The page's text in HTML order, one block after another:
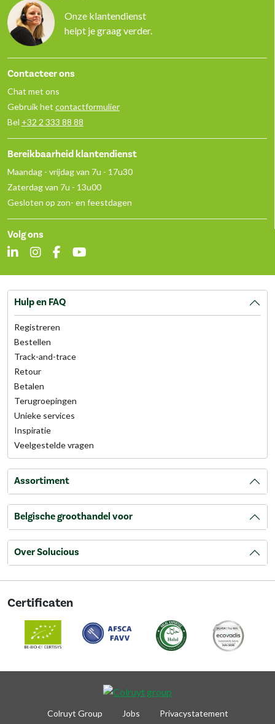
Onze klantendienst
helpt je graag verder.
Contacteer ons
Chat met ons
Gebruik het contactformulier
Bel +32 2 333 88 88
Bereikbaarheid klantendienst
Maandag - vrijdag van 7u - 17u30
Zaterdag van 7u - 13u00
Gesloten op zon- en feestdagen
Volg ons
Hulp en FAQ
Registreren
Bestellen
Track-and-trace
Retour
Betalen
Terugroepingen
Unieke services
Inspiratie
Veelgestelde vragen
Assortiment
Belgische groothandel voor
Over Solucious
Certificaten
Colruyt Group Jobs Privacystatement